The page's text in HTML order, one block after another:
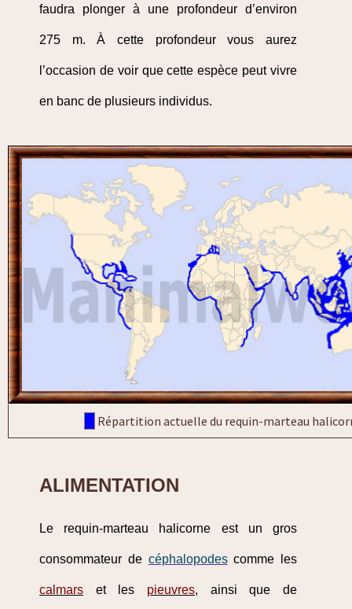
faudra plonger à une profondeur d’environ
275 m. À cette profondeur vous aurez
l’occasion de voir que cette espèce peut vivre
en banc de plusieurs individus.
Répartition actuelle du requin-marteau
ALIMENTATION
Le requin-marteau halicorne est un gros
consommateur de céphalopodescomme les
calmars et les pieuvres, ainsi que de